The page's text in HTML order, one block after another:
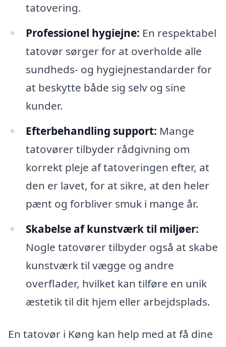
tatovering.
Professionel hygiejne: En respektabel
tatovør sørger for at overholde alle
sundheds- og hygiejnestandarder for
at beskytte både sig selv og sine
kunder.
Efterbehandling support: Mange
tatovører tilbyder rådgivning om
korrekt pleje af tatoveringen efter, at
den er lavet, for at sikre, at den heler
pænt og forbliver smuk i mange år.
Skabelse af kunstværk til miljøer:
Nogle tatovører tilbyder også at skabe
kunstværk til vægge og andre
overflader, hvilket kan tilføre en unik
æstetik til dit hjem eller arbejdsplads.
En tatovør i Køng kan help med at få dine